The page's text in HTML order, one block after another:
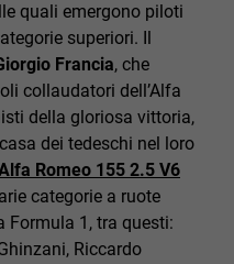
quali emergono piloti
superiori. Il
Francia, che
collaudatori dell’Alfa
della gloriosa vittoria,
dei tedeschi nel loro
Romeo 155 2.5 V6
categorie a ruote
Formula 1, tra questi:
Riccardo